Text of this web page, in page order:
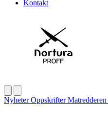
Kontakt
NyheterOppskrifterMatredderen